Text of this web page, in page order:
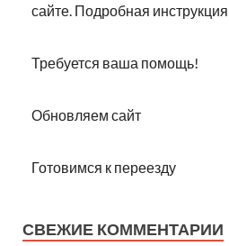
сайте. Подробная инструкция
Требуется ваша помощь!
Обновляем сайт
Готовимся к переезду
СВЕЖИЕ КОММЕНТАРИИ